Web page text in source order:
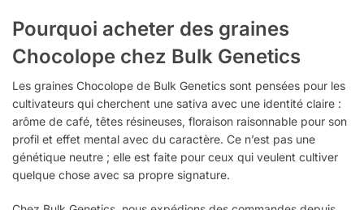
Pourquoi acheter des graines
Chocolope chez Bulk Genetics
Les graines Chocolope de Bulk Genetics sont pensées pour les
cultivateurs qui cherchent une sativa avec une identité claire :
arôme de café, têtes résineuses, floraison raisonnable pour son
profil et effet mental avec du caractère. Ce n’est pas une
génétique neutre ; elle est faite pour ceux qui veulent cultiver
quelque chose avec sa propre signature.